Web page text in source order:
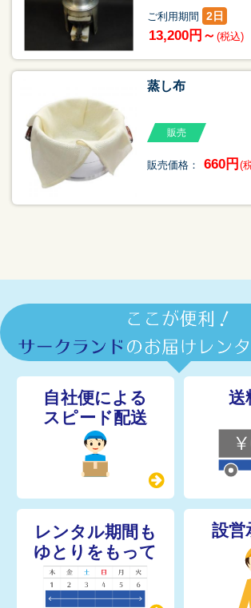
ご利用期間 2日
13,200円～ (税込)
蒸し布
販売
販売価格： 660円 (